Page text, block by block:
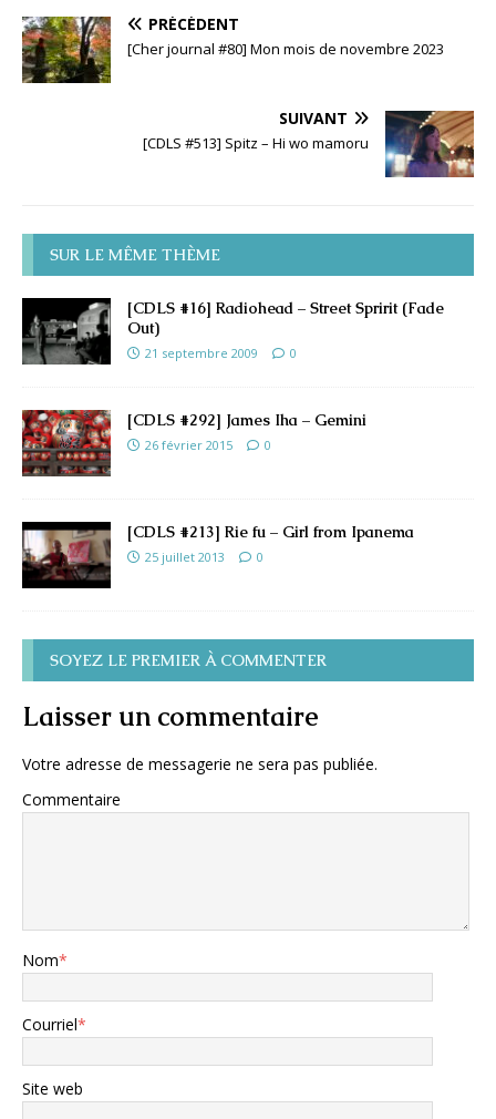
PRÉCÉDENT
[Cher journal #80] Mon mois de novembre 2023
SUIVANT
[CDLS #513] Spitz – Hi wo mamoru
SUR LE MÊME THÈME
[CDLS #16] Radiohead – Street Spririt (Fade
Out)
21 septembre 2009 0
[CDLS #292] James Iha – Gemini
26 février 2015 0
[CDLS #213] Rie fu – Girl from Ipanema
25 juillet 2013 0
SOYEZ LE PREMIER À COMMENTER
Laisser un commentaire
Votre adresse de messagerie ne sera pas publiée.
Commentaire
Nom*
Courriel*
Site web